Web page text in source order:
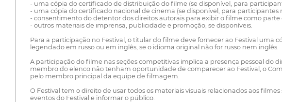
- uma cópia do certificado de distribuição do filme (se disponível, para
- uma cópia do certificado nacional de cinema (se disponível, para participantes
- consentimento do detentor dos direitos autorais para exibir o filme como parte
- outros materiais de imprensa, publicidade e promoção, se disponíveis.
Para a participação no Festival, o titular do filme deve fornecer ao Festival uma
legendado em russo ou em inglês, se o idioma original não for russo nem inglês.
A participação do filme nas seções competitivas implica a presença pessoal do
membro do elenco não tenham oportunidade de comparecer ao Festival, o
pelo membro principal da equipe de filmagem.
O Festival tem o direito de usar todos os materiais visuais relacionados aos
eventos do Festival e informar o público.